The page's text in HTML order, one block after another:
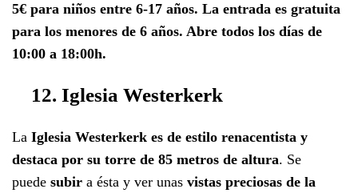
5€ para niños entre 6-17 años. La entrada es gratuita
para los menores de 6 años. Abre todos los días de
10:00 a 18:00h.
12. Iglesia Westerkerk
La Iglesia Westerkerk es de estilo renacentista y
destaca por su torre de 85 metros de altura. Se
puede subir a ésta y ver unas vistas preciosas de la